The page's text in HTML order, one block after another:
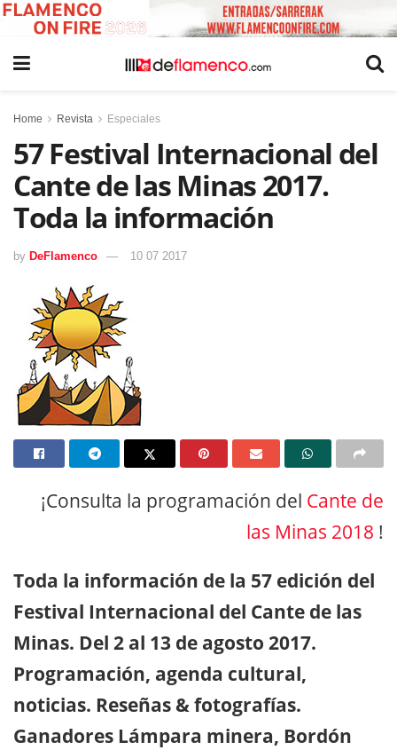
Home Revista Especiales
57 Festival Internacional del
Cante de las Minas 2017.
Toda la información
by DeFlamenco 10 07 2017
¡Consulta la programación del Cante de
las Minas 2018 !
Toda la información de la 57 edición del
Festival Internacional del Cante de las
Minas. Del 2 al 13 de agosto 2017.
Programación, agenda cultural,
noticias. Reseñas & fotografías.
Ganadores Lámpara minera, Bordón